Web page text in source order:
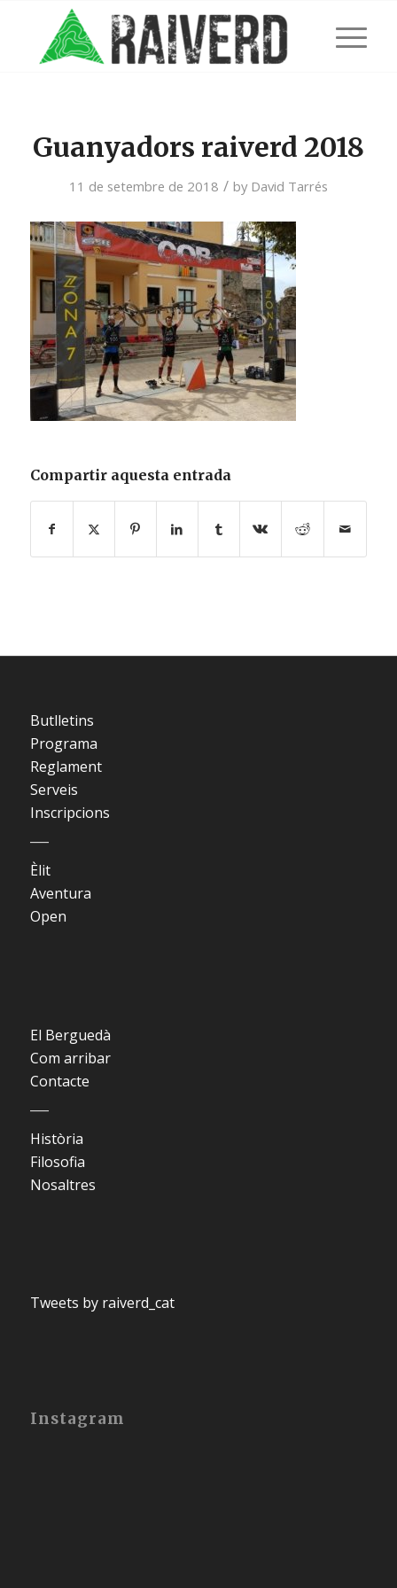
Guanyadors raiverd 2018
11 de setembre de 2018 / by David Tarrés
Compartir aquesta entrada
Butlletins
Programa
Reglament
Serveis
Inscripcions
Èlit
Aventura
Open
El Berguedà
Com arribar
Contacte
Història
Filosofia
Nosaltres
Tweets by raiverd_cat
Instagram